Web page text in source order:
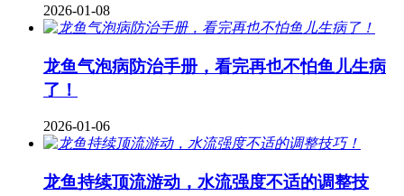
2026-01-08
龙鱼气泡病防治手册，看完再也不怕鱼儿生病
了！
2026-01-06
龙鱼持续顶流游动，水流强度不适的调整技